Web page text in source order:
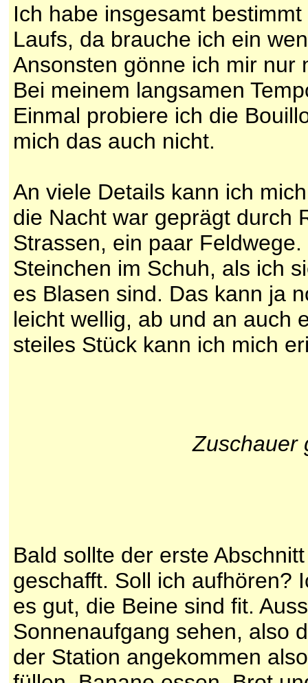
Ich habe insgesamt
Laufs, da brauche ich ein
Ansonsten gönne ich mir nur
Bei meinem langsamen
Einmal probiere ich die
mich das auch nicht.
An viele Details kann ich
die Nacht war geprägt durch
Strassen, ein paar
Steinchen im Schuh, als ich
es Blasen sind. Das kann ja
leicht wellig, ab und an auch
steiles Stück kann ich mich
Zuschauer
Bald sollte der erste
geschafft. Soll ich aufhören?
es gut, die Beine sind fit.
Sonnenaufgang sehen, also
der Station angekommen